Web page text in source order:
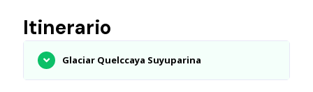
Itinerario
Glaciar Quelccaya Suyuparina